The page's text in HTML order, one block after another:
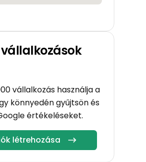
vállalkozás használja a
könnyedén gyűjtsön és
értékeléseket.
létrehozása